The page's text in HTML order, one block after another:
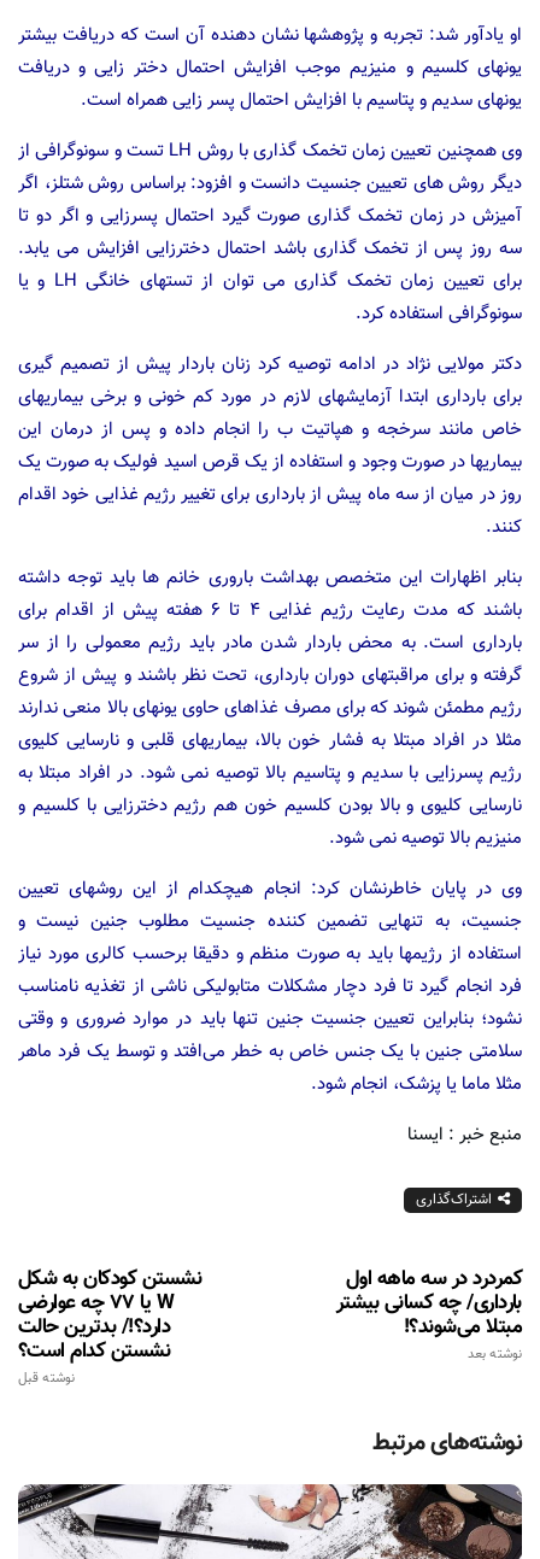
او یادآور شد: تجربه و پژوهشها نشان دهنده آن است که دریافت بیشتر
یونهای کلسیم و منیزیم موجب افزایش احتمال دختر زایی و دریافت
یونهای سدیم و پتاسیم با افزایش احتمال پسر زایی همراه است.
وی همچنین تعیین زمان تخمک گذاری با روش LH تست و سونوگرافی از
دیگر روش های تعیین جنسیت دانست و افزود: براساس روش شتلز، اگر
آمیزش در زمان تخمک گذاری صورت گیرد احتمال پسرزایی و اگر دو تا
سه روز پس از تخمک گذاری باشد احتمال دخترزایی افزایش می یابد.
برای تعیین زمان تخمک گذاری می توان از تستهای خانگی LH و یا
سونوگرافی استفاده کرد.
دکتر مولایی نژاد در ادامه توصیه کرد زنان باردار پیش از تصمیم گیری
برای بارداری ابتدا آزمایشهای لازم در مورد کم خونی و برخی بیماریهای
خاص مانند سرخجه و هپاتیت ب را انجام داده و پس از درمان این
بیماریها در صورت وجود و استفاده از یک قرص اسید فولیک به صورت یک
روز در میان از سه ماه پیش از بارداری برای تغییر رژیم غذایی خود اقدام
کنند.
بنابر اظهارات این متخصص بهداشت باروری خانم ها باید توجه داشته
باشند که مدت رعایت رژیم غذایی ۴ تا ۶ هفته پیش از اقدام برای
بارداری است. به محض باردار شدن مادر باید رژیم معمولی را از سر
گرفته و برای مراقبتهای دوران بارداری، تحت نظر باشند و پیش از شروع
رژیم مطمئن شوند که برای مصرف غذاهای حاوی یونهای بالا منعی ندارند
مثلا در افراد مبتلا به فشار خون بالا، بیماریهای قلبی و نارسایی کلیوی
رژیم پسرزایی با سدیم و پتاسیم بالا توصیه نمی شود. در افراد مبتلا به
نارسایی کلیوی و بالا بودن کلسیم خون هم رژیم دخترزایی با کلسیم و
منیزیم بالا توصیه نمی شود.
وی در پایان خاطرنشان کرد: انجام هیچکدام از این روشهای تعیین
جنسیت، به تنهایی تضمین کننده جنسیت مطلوب جنین نیست و
استفاده از رژیمها باید به صورت منظم و دقیقا برحسب کالری مورد نیاز
فرد انجام گیرد تا فرد دچار مشکلات متابولیکی ناشی از تغذیه نامناسب
نشود؛ بنابراین تعیین جنسیت جنین تنها باید در موارد ضروری و وقتی
سلامتی جنین با یک جنس خاص به خطر می‌افتد و توسط یک فرد ماهر
مثلا ماما یا پزشک، انجام شود.
منبع خبر : ایسنا
اشتراک‌گذاری
نشستن کودکان به شکل
W یا ۷۷ چه عوارضی
دارد؟!/ بدترین حالت
نشستن کدام است؟
نوشته قبل
کمردرد در سه ماهه اول
بارداری/ چه کسانی بیشتر
مبتلا می‌شوند؟!
نوشته بعد
نوشته‌های مرتبط